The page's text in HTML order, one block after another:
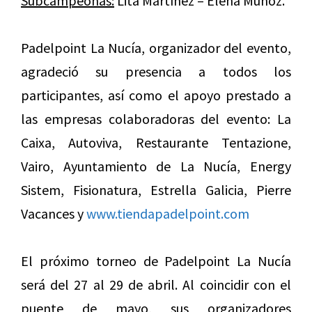
Padelpoint La Nucía, organizador del evento,
agradeció su presencia a todos los
participantes, así como el apoyo prestado a
las empresas colaboradoras del evento: La
Caixa, Autoviva, Restaurante Tentazione,
Vairo, Ayuntamiento de La Nucía, Energy
Sistem, Fisionatura, Estrella Galicia, Pierre
Vacances ywww.tiendapadelpoint.com
El próximo torneo de Padelpoint La Nucía
será del 27 al 29 de abril. Al coincidir con el
puente de mayo, sus organizadores